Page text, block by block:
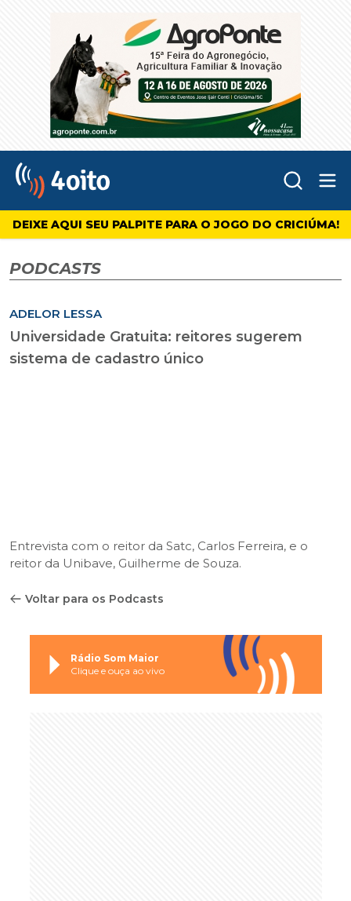
4oito
DEIXE AQUI SEU PALPITE PARA O JOGO DO CRICIÚMA!
PODCASTS
ADELOR LESSA
Universidade Gratuita: reitores sugerem
sistema de cadastro único
Entrevista com o reitor da Satc, Carlos Ferreira, e o
reitor da Unibave, Guilherme de Souza.
Voltar para os Podcasts
Rádio Som Maior
Clique e ouça ao vivo